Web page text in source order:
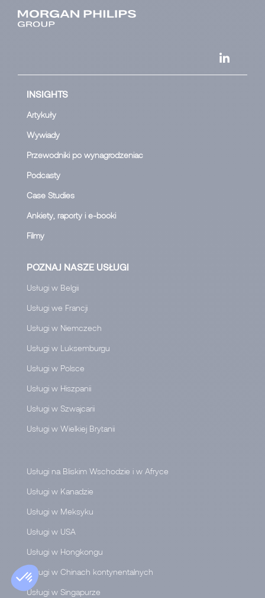
INSIGHTS
Artykuły
Wywiady
Przewodniki po wynagrodzeniac
Podcasty
Case Studies
Ankiety, raporty i e-booki
Filmy
POZNAJ NASZE USŁUGI
Usługi w Belgii
Usługi we Francji
Usługi w Niemczech
Usługi w Luksemburgu
Usługi w Polsce
Usługi w Hiszpanii
Usługi w Szwajcarii
Usługi w Wielkiej Brytanii
Usługi na Bliskim Wschodzie i w Afryce
Usługi w Kanadzie
Usługi w Meksyku
Usługi w USA
Usługi w Hongkongu
Usługi w Chinach kontynentalnych
Usługi w Singapurze